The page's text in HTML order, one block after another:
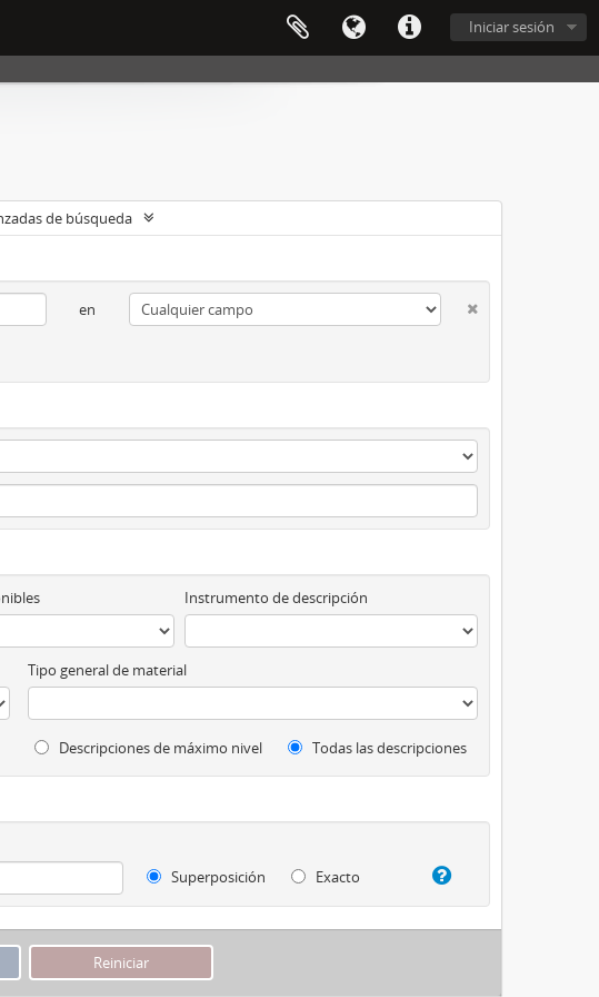
Iniciar sesión
de búsqueda
en
Instrumento de descripción
Tipo general de material
Descripciones de máximo nivel Todas las descripciones
Superposición
Exacto